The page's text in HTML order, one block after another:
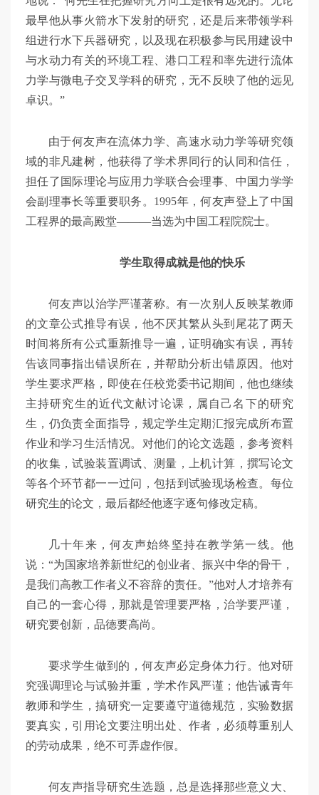
最早他从事火箭水下发射的研究，还是后来带领学科
组进行水下兵器研究，以及现在积极参与民用建设中
与水动力有关的环境工程、港口工程和率先进行流体
力学与微电子交叉学科的研究，无不反映了他的远见
卓识。”
由于何友声在流体力学、高速水动力学等研究领
域的非凡建树，他获得了学术界同行的认同和信任，
担任了国际理论与应用力学联合会理事、中国力学学
会副理事长等重要职务。1995年，何友声登上了中国
工程界的最高殿堂———当选为中国工程院院士。
学生取得成就是他的快乐
何友声以治学严谨著称。有一次别人反映某教师
的文章公式推导有误，他不厌其繁从头到尾花了两天
时间将所有公式重新推导一遍，证明确实有误，再转
告该同事指出错误所在，并帮助分析出错原因。他对
学生要求严格，即使在任校党委书记期间，他也继续
主持研究生的近代文献讨论课，属自己名下的研究
生，仍负责全面指导，规定学生定期汇报完成所布置
作业和学习生活情况。对他们的论文选题，参考资料
的收集，试验装置调试、测量，上机计算，撰写论文
等各个环节都一一过问，包括到试验现场检查。每位
研究生的论文，最后都经他逐字逐句修改定稿。
几十年来，何友声始终坚持在教学第一线。他
说：“为国家培养新世纪的创业者、振兴中华的骨干，
是我们高教工作者义不容辞的责任。”他对人才培养有
自己的一套心得，那就是管理要严格，治学要严谨，
研究要创新，品德要高尚。
要求学生做到的，何友声必定身体力行。他对研
究强调理论与试验并重，学术作风严谨；他告诫青年
教师和学生，搞研究一定要遵守道德规范，实验数据
要真实，引用论文要注明出处、作者，必须尊重别人
的劳动成果，绝不可弄虚作假。
何友声指导研究生选题，总是选择那些意义大、